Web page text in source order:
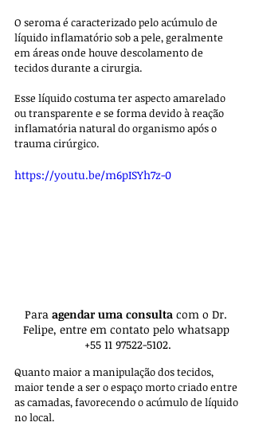
O seroma é caracterizado pelo acúmulo de
líquido inflamatório sob a pele, geralmente
em áreas onde houve descolamento de
tecidos durante a cirurgia.
Esse líquido costuma ter aspecto amarelado
ou transparente e se forma devido à reação
inflamatória natural do organismo após o
trauma cirúrgico.
https://youtu.be/m6pISYh7z-0
Para agendar uma consulta com o Dr.
Felipe, entre em contato pelo whatsapp
+55 11 97522-5102.
Quanto maior a manipulação dos tecidos,
maior tende a ser o espaço morto criado entre
as camadas, favorecendo o acúmulo de líquido
no local.